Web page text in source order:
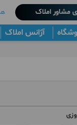
مشاور املاک
آژانس املاک